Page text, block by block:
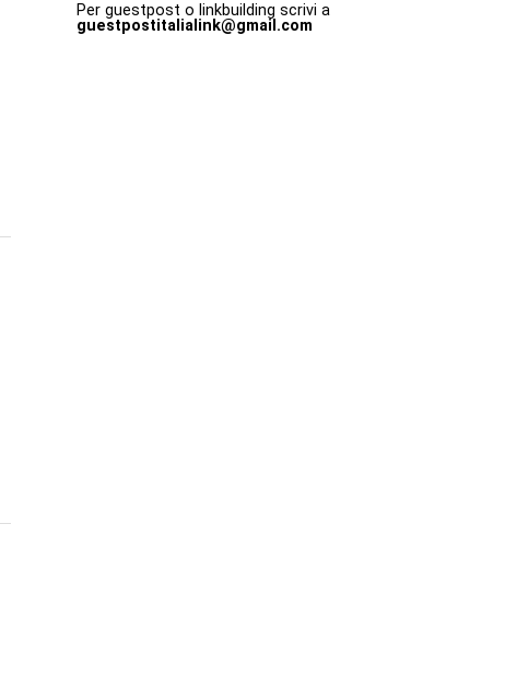
Per guestpost o linkbuilding scrivi a
guestpostitalialink@gmail.com